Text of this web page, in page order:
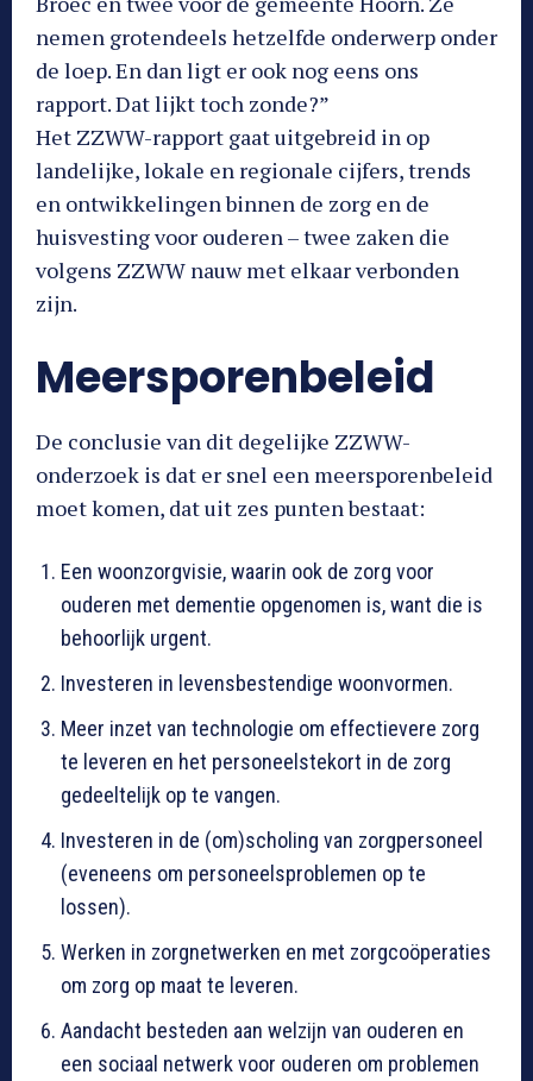
nemen grotendeels hetzelfde onderwerp onder
de loep. En dan ligt er ook nog eens ons
rapport. Dat lijkt toch zonde?”
Het ZZWW-rapport gaat uitgebreid in op
landelijke, lokale en regionale cijfers, trends
en ontwikkelingen binnen de zorg en de
huisvesting voor ouderen – twee zaken die
volgens ZZWW nauw met elkaar verbonden
zijn.
Meersporenbeleid
De conclusie van dit degelijke ZZWW-
onderzoek is dat er snel een meersporenbeleid
moet komen, dat uit zes punten bestaat:
Een woonzorgvisie, waarin ook de zorg voor
ouderen met dementie opgenomen is, want die is
behoorlijk urgent.
Investeren in levensbestendige woonvormen.
Meer inzet van technologie om effectievere zorg
te leveren en het personeelstekort in de zorg
gedeeltelijk op te vangen.
Investeren in de (om)scholing van zorgpersoneel
(eveneens om personeelsproblemen op te
lossen).
Werken in zorgnetwerken en met zorgcoöperaties
om zorg op maat te leveren.
Aandacht besteden aan welzijn van ouderen en
een sociaal netwerk voor ouderen om problemen